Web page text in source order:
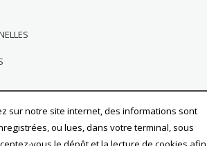
sur notre site internet, des informations sont
ou lues, dans votre terminal, sous